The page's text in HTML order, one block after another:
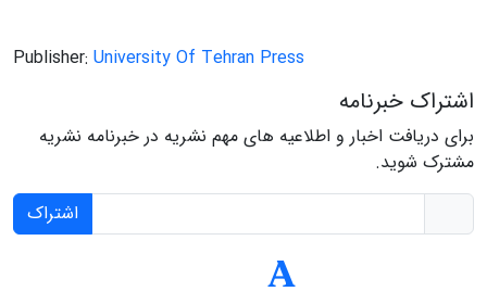
Publisher: University Of Tehran Press
اشتراک خبرنامه
برای دریافت اخبار و اطلاعیه های مهم نشریه در خبرنامه نشریه
مشترک شوید.
اشتراک